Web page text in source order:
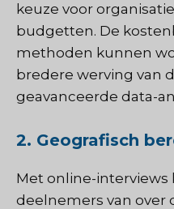
keuze voor
budgetten. De
methoden kunnen
bredere werving van
geavanceerde data-
2. Geografisch
Met online-interviews
deelnemers van over